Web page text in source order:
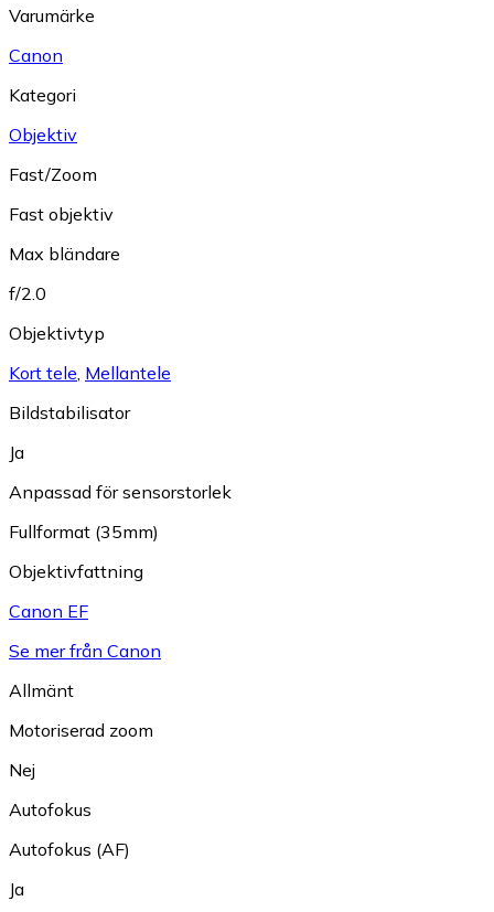
Varumärke
Canon
Kategori
Objektiv
Fast/Zoom
Fast objektiv
Max bländare
f/2.0
Objektivtyp
Kort tele, Mellantele
Bildstabilisator
Ja
Anpassad för sensorstorlek
Fullformat (35mm)
Objektivfattning
Canon EF
Se mer från Canon
Allmänt
Motoriserad zoom
Nej
Autofokus
Autofokus (AF)
Ja